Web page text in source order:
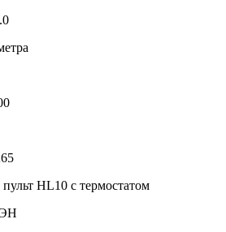
HL10 с термостатом